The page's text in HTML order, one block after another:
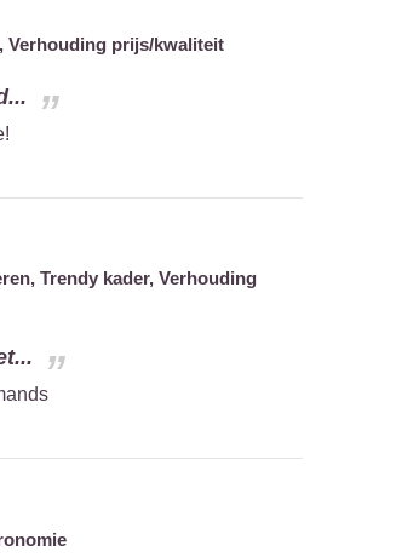
Verhouding prijs/kwaliteit
Trendy kader, Verhouding